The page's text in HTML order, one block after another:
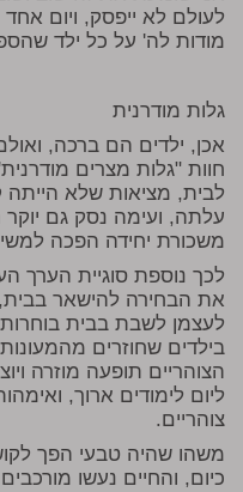
לעולם לא ייפסק, ויום
מודות לה' על כל ילד
גלות מודרנית
אכן, ילדים הם ברכה,
חוות "גלות מצרים
לבית, מציאות שלא הייתה
עלתה, ועימה נסק גם
משכורת יחידה הפכה
לכך נוספת סוגיית הערך
את הבחירה להישאר בבית,
לעצמן לשבת בבית
בילדים שחוזרים
הצוהריים תופעה מוזרה
ליום לימודים ארוך,
צוהריים.
משהו שהיה טבעי הפך
כיום, והחיים נעשו